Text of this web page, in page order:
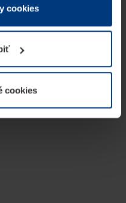
ukladať na Vašom
ostatné typy cookie
povolenie môžete
vo vysvetlení cookie
cookies
cookies